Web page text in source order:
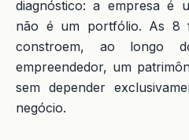
diagnóstico: a empresa é
não é um portfólio. As 8
constroem, ao longo
empreendedor, um
sem depender
negócio.